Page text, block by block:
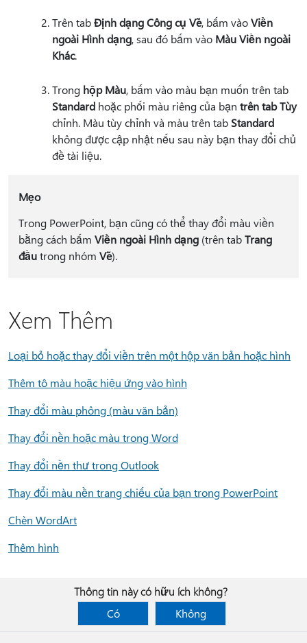
Trên tabĐịnh dạng Công cụ Vẽ, bấm vàoViền
ngoài Hình dạng, sau đó bấm vào Màu Viền ngoài
Khác.
Trong hộp Màu, bấm vào màu bạn muốn trên tab
Standard hoặc phối màu riêng của bạn trên tab Tùy
chỉnh. Màu tùy chỉnh và màu trên tab Standard
không được cập nhật nếu sau này bạn thay đổi chủ
đề tài liệu.
Mẹo
Trong PowerPoint, bạn cũng có thể thay đổi màu viền
bằng cách bấm Viền ngoài Hình dạng (trên tabTrang
đầutrong nhóm Vẽ).
Xem Thêm
Loại bỏ hoặc thay đổi viền trên một hộp văn bản hoặc hình
Thêm tô màu hoặc hiệu ứng vào hình
Thay đổi màu phông (màu văn bản)
Thay đổi nền hoặc màu trong Word
Thay đổi nền thư trong Outlook
Thay đổi màu nền trang chiếu của bạn trong PowerPoint
Chèn WordArt
Thêm hình
Thông tin này có hữu ích không?
Có
Không